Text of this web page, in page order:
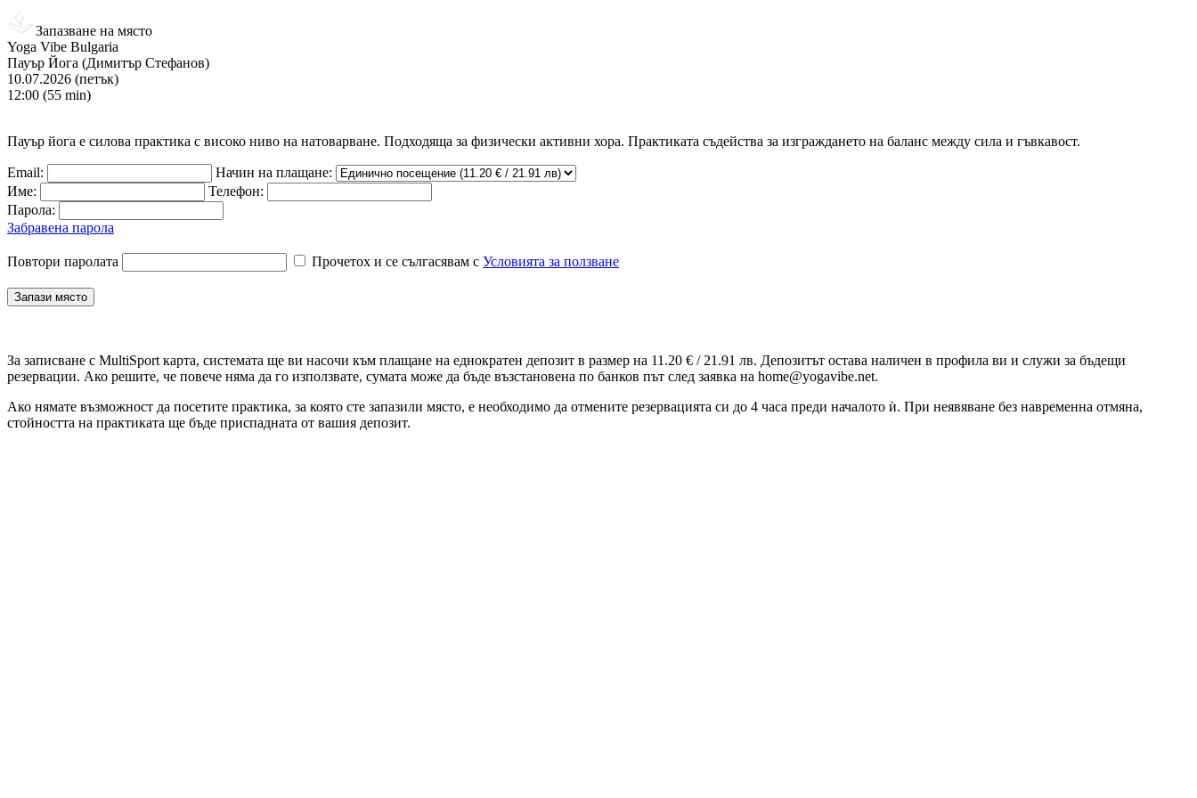
Запазване на място
Yoga Vibe Bulgaria
Пауър Йога (Димитър Стефанов)
10.07.2026 (петък)
12:00 (55 min)
Пауър йога е силова практика с високо ниво на натоварване. Подходяща за физически активни хора. Практиката съдейства за изграждането на баланс между сила и гъвкавост.
Email:
Начин на плащане:
Име:
Телефон:
Парола:
Забравена парола
Повтори паролата Прочетох и се сългасявам с Условията за ползване
За записване с MultiSport карта, системата ще ви насочи към плащане на еднократен депозит в размер на 11.20 € / 21.91 лв. Депозитът остава наличен в профила ви и служи за бъдещи
резервации. Ако решите, че повече няма да го използвате, сумата може да бъде възстановена по банков път след заявка на home@yogavibe.net.
Ако нямате възможност да посетите практика, за която сте запазили място, е необходимо да отмените резервацията си до 4 часа преди началото ѝ. При неявяване без навременна отмяна,
стойността на практиката ще бъде приспадната от вашия депозит.